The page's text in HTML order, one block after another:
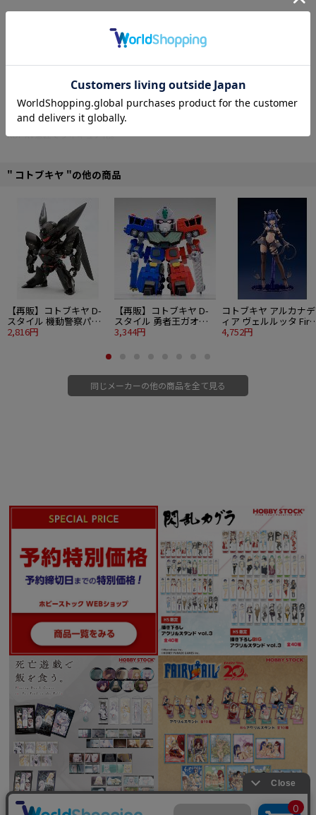
メーカー
商品の仕様
カムイの戦士の名にかけて…
『THE KING OF FIGHTERS XV』より、特別参戦キャラクター“ナコルル”が、
KOF XV意匠でフィギュア化。
風を受けてなびく髪の造形や衣装に施された細かな紋様、存在感あふれるママ
KOF XVロゴ入りの専用台座が、シリーズアイテムとしての特別感を演出。
KOFの世界観で描かれた、ナコルルの新たな魅力をお楽しみいただける逸品で
■塗装済完成品フィギュア
■1/8スケール
■全高：約250mm（台座含む）
■素材：PVC・ABS・アクリル・金属棒
©SNK CORPORATION ALL RIGHTS RESERVED.
" コトブキヤ "の他の商品
【再販】コトブキヤ D-
スタイル 機動警察パト
レイバー TYPE-J9 グリ
2,816円
【再販】コトブキヤ D-
スタイル 勇者王ガオガ
イガー 超竜神
3,344円
コトブキヤ アルカナデ
ィア ヴェルルッタ
Engage Ver.〈ファース
4,752円
同じメーカーの他の商品を全て見る